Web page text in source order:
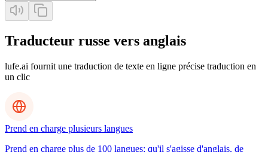
Traducteur russe vers anglais
lufe.ai fournit une traduction de texte en ligne précise traduction en
un clic
Prend en charge plusieurs langues
Prend en charge plus de 100 langues; qu'il s'agisse d'anglais, de